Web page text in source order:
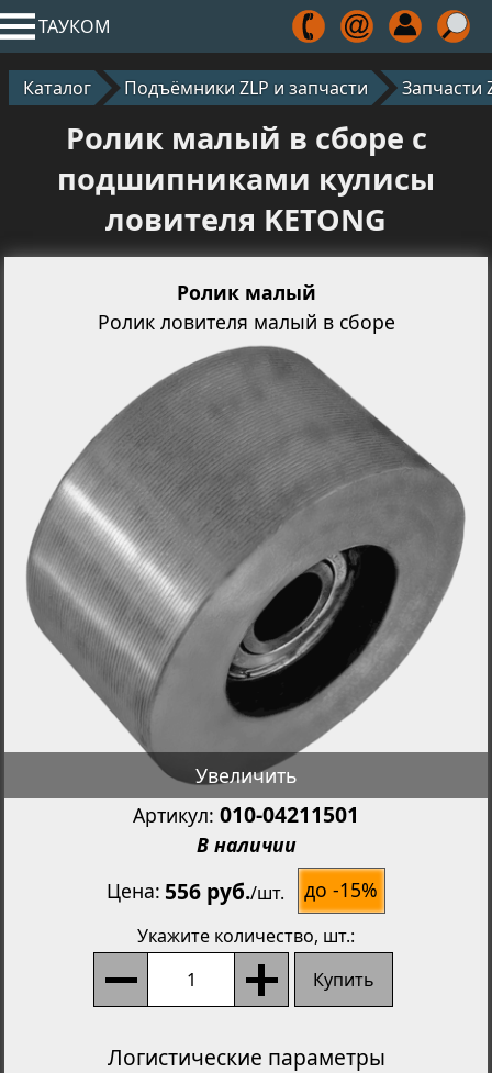
ТАУКОМ
Каталог Подъёмники ZLP и запчасти Запчасти
Ролик малый в сборе с
подшипниками кулисы
ловителя KETONG
Ролик малый
Ролик ловителя малый в сборе
Увеличить
Артикул: 010-04211501
В наличии
Цена 556 руб./шт. до -15%
Укажите количество, шт.:
Купить
Логистические параметры